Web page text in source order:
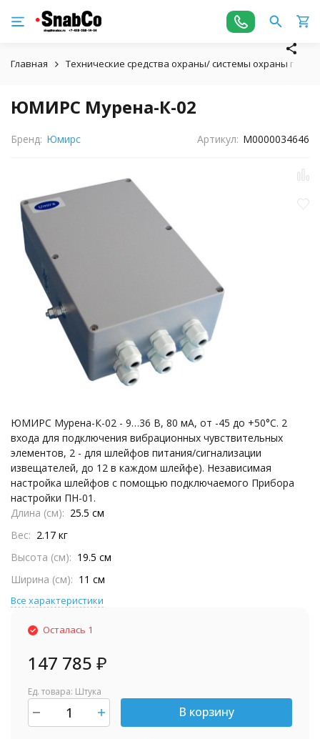
Главная Технические средства охраны/ системы охраны
ЮМИРС Мурена-К-02
Бренд: Юмирс Артикул: М0000034646
ЮМИРС Мурена-К-02 - 9…36 В, 80 мА, от -45 до +50°С. 2
входа для подключения вибрационных чувствительных
элементов, 2 - для шлейфов питания/сигнализации
извещателей, до 12 в каждом шлейфе). Независимая
настройка шлейфов с помощью подключаемого Прибора
настройки ПН-01.
Длина (см)
25.5 см
Вес
2.17 кг
Высота (см)
19.5 см
Ширина (см)
11 см
Все характеристики
Осталась 1
147 785 ₽
Ед. товара: Штука
В корзину